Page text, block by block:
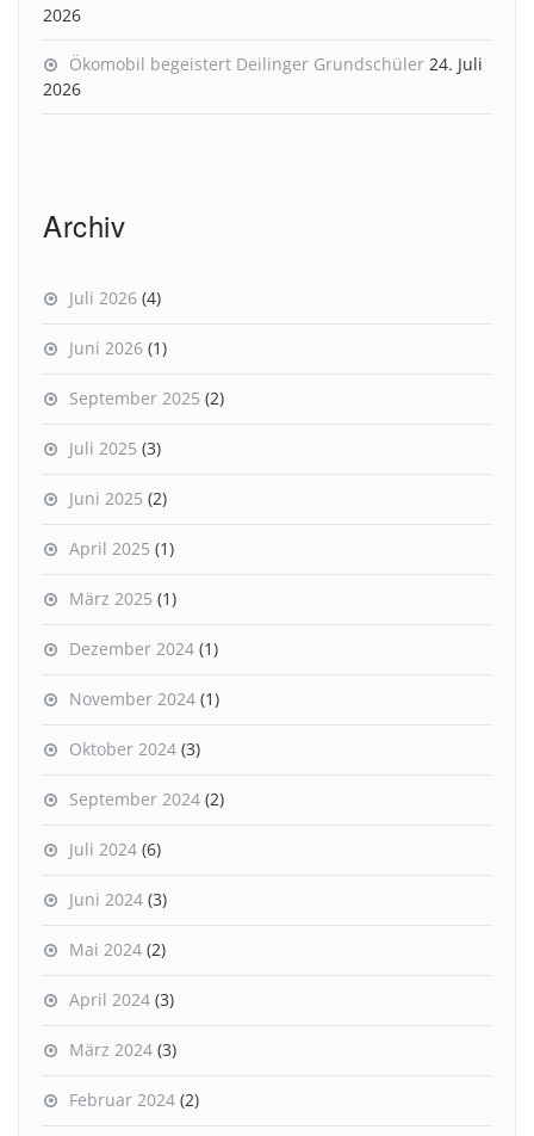
2026
Ökomobil begeistert Deilinger Grundschüler 24. Juli
2026
Archiv
Juli 2026 (4)
Juni 2026 (1)
September 2025 (2)
Juli 2025 (3)
Juni 2025 (2)
April 2025 (1)
März 2025 (1)
Dezember 2024 (1)
November 2024 (1)
Oktober 2024 (3)
September 2024 (2)
Juli 2024 (6)
Juni 2024 (3)
Mai 2024 (2)
April 2024 (3)
März 2024 (3)
Februar 2024 (2)